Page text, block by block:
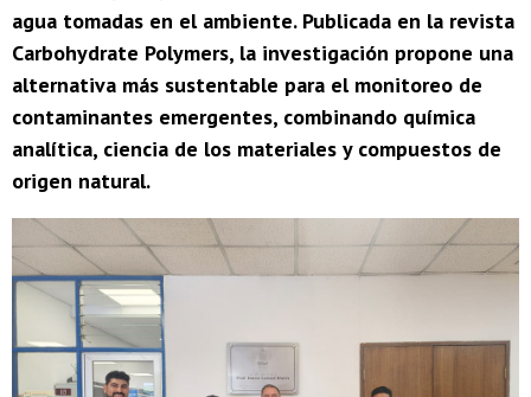
agua tomadas en el ambiente. Publicada en la revista
Carbohydrate Polymers, la investigación propone una
alternativa más sustentable para el monitoreo de
contaminantes emergentes, combinando química
analítica, ciencia de los materiales y compuestos de
origen natural.